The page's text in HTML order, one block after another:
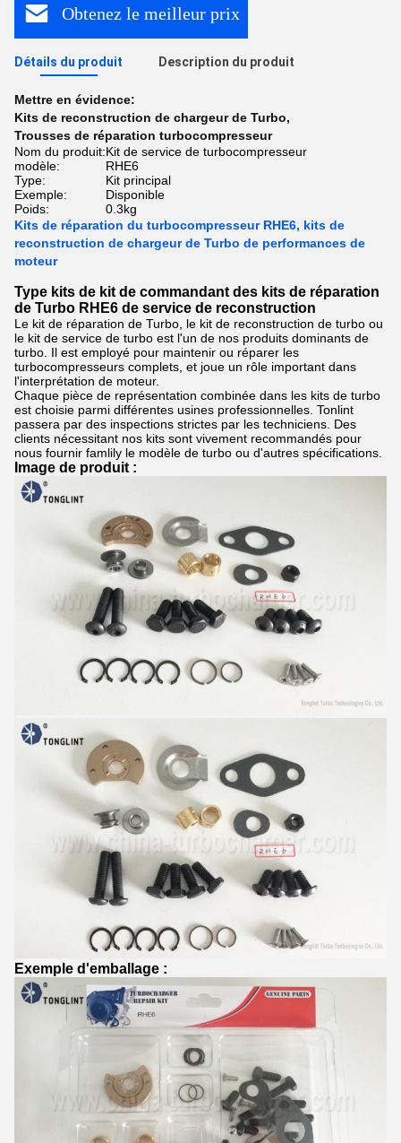
Obtenez le meilleur prix
Détails du produit Description du produit
Mettre en évidence:
Kits de reconstruction de chargeur de Turbo,
Trousses de réparation turbocompresseur
Nom du produit:Kit de service de turbocompresseur
modèle:
RHE6
Type:
Kit principal
Exemple:
Disponible
Poids:
0.3kg
Kits de réparation du turbocompresseur RHE6, kits de
reconstruction de chargeur de Turbo de performances de
moteur
Type kits de kit de commandant des kits de réparation
de Turbo RHE6 de service de reconstruction
Le kit de réparation de Turbo, le kit de reconstruction de turbo ou
le kit de service de turbo est l'un de nos produits dominants de
turbo. Il est employé pour maintenir ou réparer les
turbocompresseurs complets, et joue un rôle important dans
l'interprétation de moteur.
Chaque pièce de représentation combinée dans les kits de turbo
est choisie parmi différentes usines professionnelles. Tonlint
passera par des inspections strictes par les techniciens. Des
clients nécessitant nos kits sont vivement recommandés pour
nous fournir famlily le modèle de turbo ou d'autres spécifications.
Image de produit :
Exemple d'emballage :